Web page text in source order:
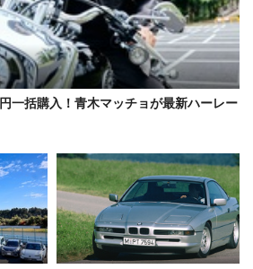
一括購入！青木マッチョが最新ハーレー